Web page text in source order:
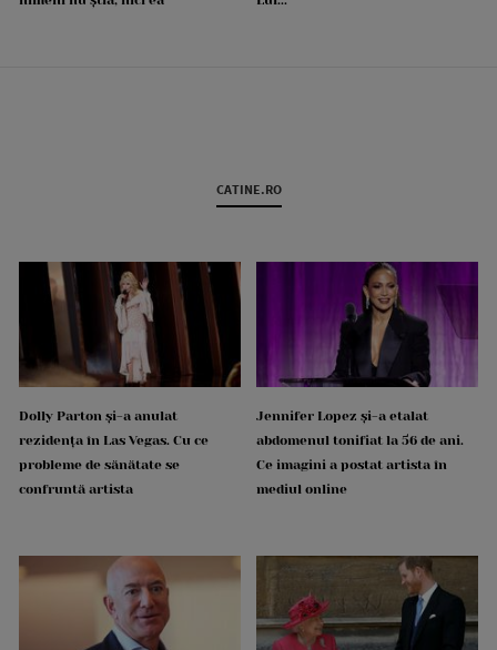
CATINE.RO
Dolly Parton și-a anulat
rezidența în Las Vegas. Cu ce
probleme de sănătate se
confruntă artista
Jennifer Lopez și-a etalat
abdomenul tonifiat la 56 de ani.
Ce imagini a postat artista în
mediul online